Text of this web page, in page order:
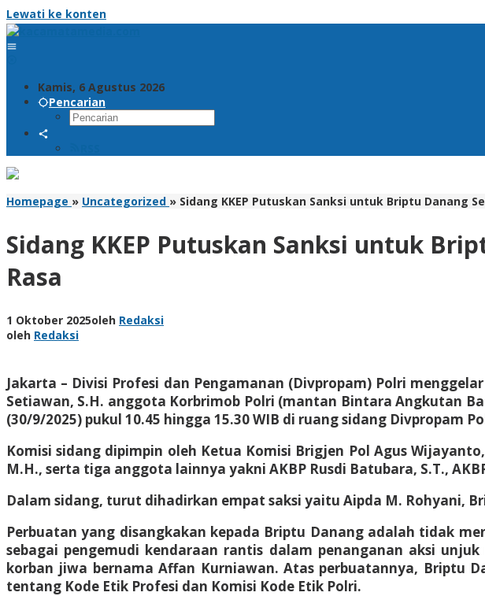
Lewati ke konten
Kamis, 6 Agustus 2026
Pencarian
Homepage » Uncategorized » Sidang KKEP Putuskan Sanksi untuk Briptu Danang
Sidang KKEP Putuskan Sanksi untuk
Rasa
1 Oktober 2025oleh Redaksi
oleh Redaksi
Jakarta – Divisi Profesi dan Pengamanan (Divpropam) Polri
Setiawan, S.H. anggota Korbrimob Polri (mantan Bintara Angkutan
(30/9/2025) pukul 10.45 hingga 15.30 WIB di ruang sidang Divpropam
Komisi sidang dipimpin oleh Ketua Komisi Brigjen Pol Agus
M.H., serta tiga anggota lainnya yakni AKBP Rusdi Batubara, S.T.,
Dalam sidang, turut dihadirkan empat saksi yaitu Aipda M. Rohyani,
Perbuatan yang disangkakan kepada Briptu Danang adalah tidak
sebagai pengemudi kendaraan rantis dalam penanganan aksi
korban jiwa bernama Affan Kurniawan. Atas perbuatannya, Briptu
tentang Kode Etik Profesi dan Komisi Kode Etik Polri.